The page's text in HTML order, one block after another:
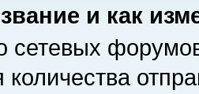
и как
сетевых
количества